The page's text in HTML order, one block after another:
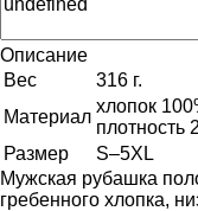
Описание
Вес
316 г.
Материал
хлопок
плотность
Размер
S–5XL
Мужская рубашка
гребенного хлопка,